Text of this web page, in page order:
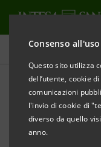
Consenso
Questo sito utilizza
dell’utente, cookie
comunicazioni
l'invio di cookie di
diverso da quello
anno.
Comunicati stampa
STAMPA AGGIORNA
INTESA
ACQUISTO